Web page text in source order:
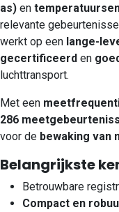
as) en
relevante
werkt op een lange-
gecertificeerd en
luchttransport.
Met een
286
voor de bewaking van
Belangrijkste
Betrouwbare
Compact en